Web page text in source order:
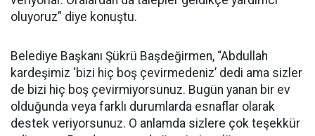
oluyoruz” diye konuştu.
Belediye Başkanı Şükrü Başdeğirmen, “Abdullah
kardeşimiz ‘bizi hiç boş çevirmedeniz’ dedi ama sizler
de bizi hiç boş çevirmiyorsunuz. Bugün yanan bir ev
olduğunda veya farklı durumlarda esnaflar olarak
destek veriyorsunuz. O anlamda sizlere çok teşekkür